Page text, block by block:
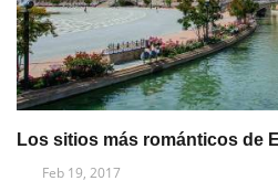
Los sitios más románticos de
Feb 19, 2017